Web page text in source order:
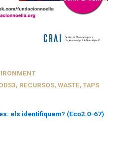
, RECURSOS,WASTE,TAPS
els identifiquem? (Eco2.0-67)